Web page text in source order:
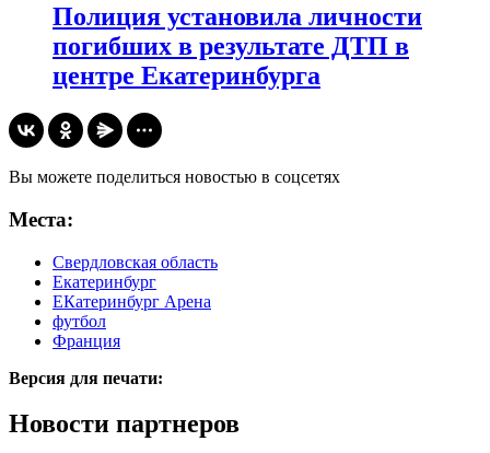
Полиция установила личности
погибших в результате ДТП в
центре Екатеринбурга
Вы можете поделиться новостью в соцсетях
Места:
Свердловская область
Екатеринбург
ЕКатеринбург Арена
футбол
Франция
Версия для печати:
Новости партнеров